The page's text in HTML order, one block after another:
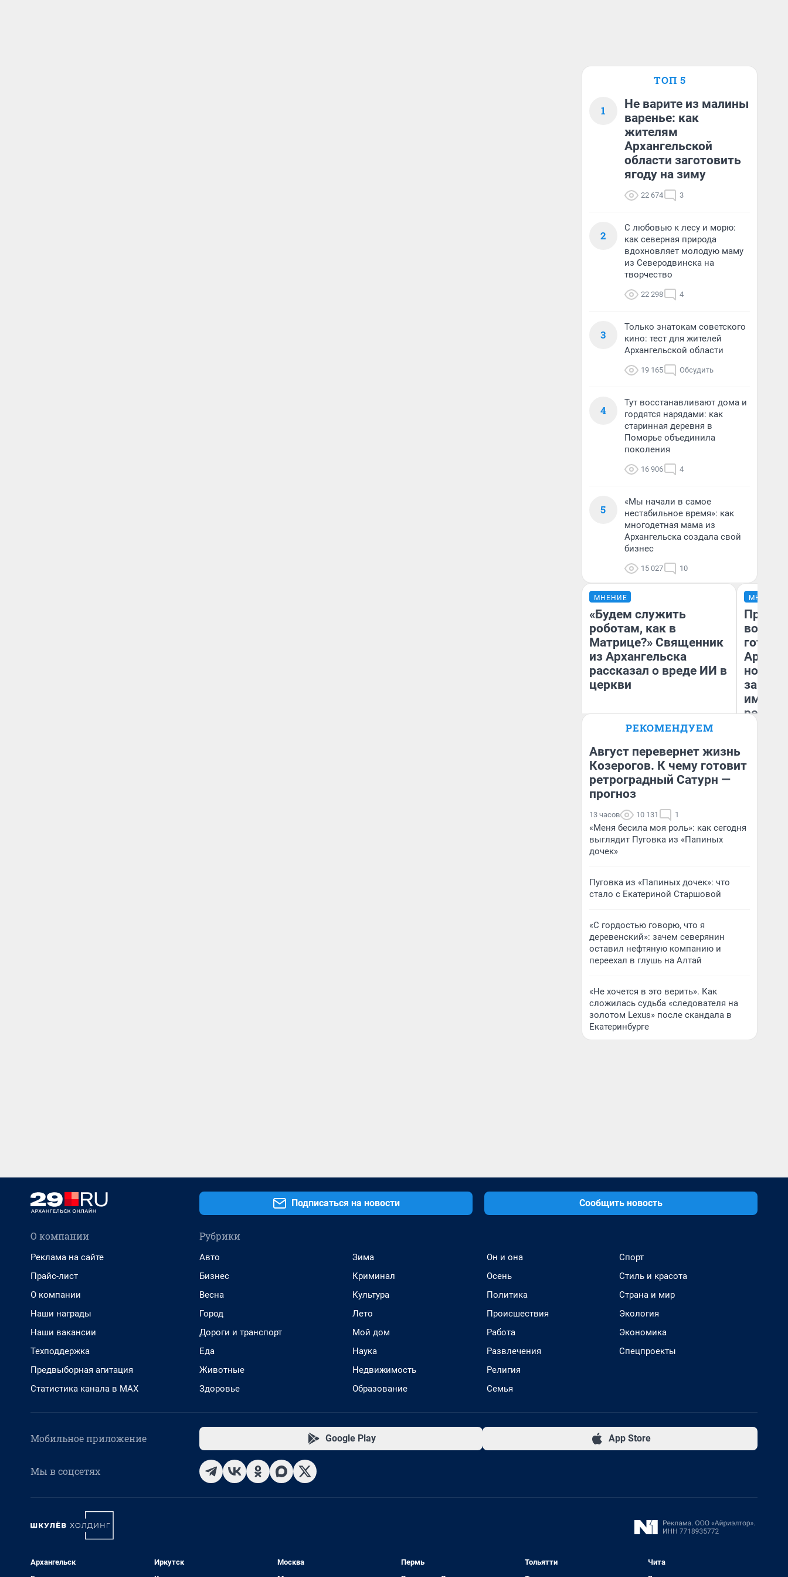
ТОП 5
1
Не варите из малины
варенье: как
жителям
Архангельской
области заготовить
ягоду на зиму
22 674 3
2
С любовью к лесу и морю:
как северная природа
вдохновляет молодую маму
из Северодвинска на
творчество
22 298 4
3
Только знатокам советского
кино: тест для жителей
Архангельской области
19 165 Обсудить
4
Тут восстанавливают дома и
гордятся нарядами: как
старинная деревня в
Поморье объединила
поколения
16 906 4
5
«Мы начали в самое
нестабильное время»: как
многодетная мама из
Архангельска создала свой
бизнес
15 027 10
МНЕНИЕ
«Будем служить
роботам, как в
Матрице?» Священник
из Архангельска
рассказал о вреде ИИ в
церкви
Андрей Дорофейчев
МНЕНИЕ
новый
закон
РЕКОМЕНДУЕМ
Август перевернет жизнь
Козерогов. К чему готовит
ретроградный Сатурн —
прогноз
13 часов 10 131 1
«Меня бесила моя роль»: как сегодня
выглядит Пуговка из «Папиных
дочек»
Пуговка из «Папиных дочек»: что
стало с Екатериной Старшовой
«С гордостью говорю, что я
деревенский»: зачем северянин
оставил нефтяную компанию и
переехал в глушь на Алтай
«Не хочется в это верить». Как
сложилась судьба «следователя на
золотом Lexus» после скандала в
Екатеринбурге
Подписаться на новости Сообщить новость
О компании
Реклама на сайте
Прайс-лист
О компании
Наши награды
Наши вакансии
Техподдержка
Предвыборная агитация
Статистика канала в MAX
Рубрики
Авто
Бизнес
Весна
Город
Дороги и транспорт
Еда
Животные
Здоровье
Зима
Криминал
Культура
Лето
Мой дом
Наука
Недвижимость
Образование
Он и она
Осень
Политика
Происшествия
Работа
Развлечения
Религия
Семья
Спорт
Стиль и красота
Страна и мир
Экология
Экономика
Спецпроекты
Мобильное приложение Google Play App Store
Мы в соцсетях
Архангельск
Иркутск
Москва
Пермь
Тольятти
Чита